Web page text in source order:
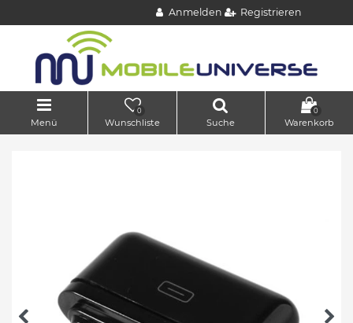
Anmelden Registrieren
Menü
0
Wunschliste Suche
0
Warenkorb